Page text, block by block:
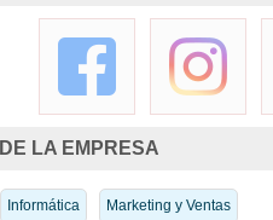
LA EMPRESA
Informática Marketing y Ventas